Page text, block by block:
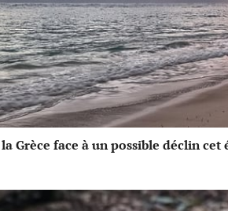
Grèce face à un possible déclin cet